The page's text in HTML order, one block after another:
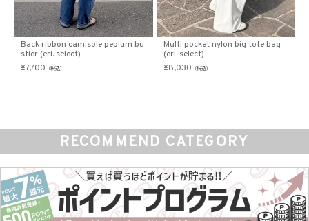
Back ribbon camisole peplum bu
stier (eri. select)
¥7,700 （税込）
Multi pocket nylon big tote bag
(eri. select)
¥8,030 （税込）
RECOMMEND CATEGORY